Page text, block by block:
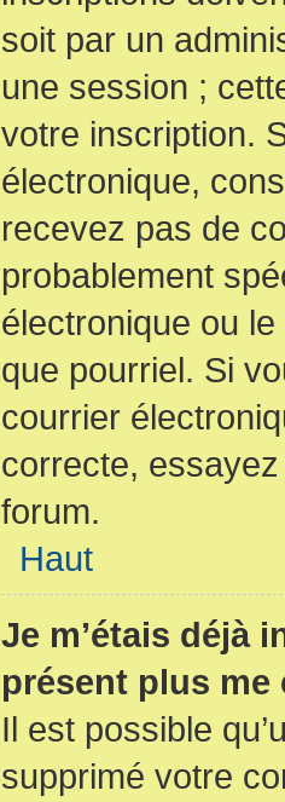
soit par un
une session ;
votre inscription.
électronique,
recevez pas de
probablement
électronique ou
que pourriel. Si
courrier
correcte,
forum.
Haut
Je m’étais déjà
présent plus
Il est possible
supprimé votre